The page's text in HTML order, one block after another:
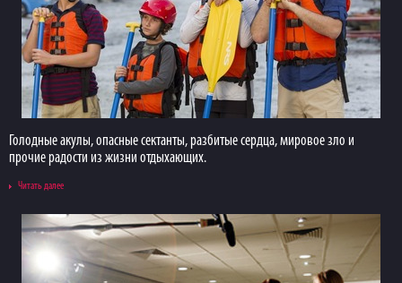
Голодные акулы, опасные сектанты, разбитые сердца, мировое зло и
прочие радости из жизни отдыхающих.
Читать далее